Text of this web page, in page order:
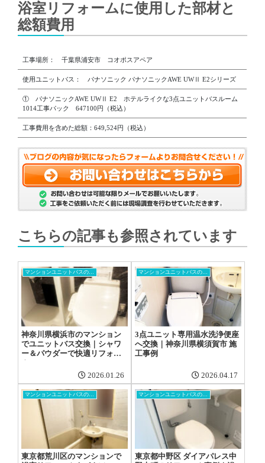
浴室リフォームに使用した部材と
総額費用
工事場所： 千葉県浦安市 コオポスアペア
使用ユニットバス： パナソニック パナソニックAWE UWⅡ E2シリーズ
① パナソニックAWE UWⅡ E2 ホテルライクな3点ユニットバスルーム
1014工事パック 647100円（税込）
工事費用を含めた総額：649,524円（税込）
こちらの記事も参照されています
神奈川県横浜市のマンション
でユニットバス交換｜シャワ
ー＆パウダーで快適リフォー
ム
2026.01.26
3点ユニット専用温水洗浄便座
へ交換｜神奈川県横須賀市 施
工事例
2026.04.17
東京都荒川区のマンションで
東京都中野区 ダイアパレス中